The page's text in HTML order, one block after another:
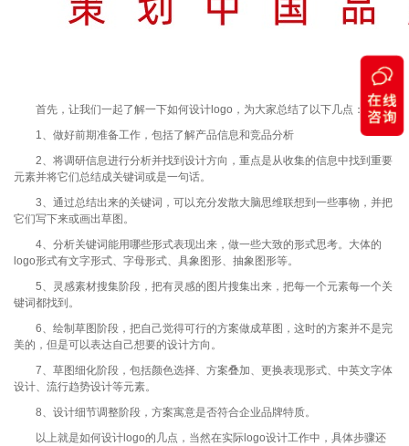
首先，让我们一起了解一下如何设计logo，为大家总结了以下几点：
1、做好前期准备工作，包括了解产品信息和竞品分析
2、将调研信息进行分析并找到设计方向，重点是从收集的信息中找到重要
元素并将它们总结成关键词或是一句话。
3、通过总结出来的关键词，可以充分发散大脑思维联想到一些事物，并把
它们写下来或画出草图。
4、分析关键词能用哪些形式表现出来，做一些大致的形式思考。大体的
logo形式有文字形式、字母形式、具象图形、抽象图形等。
5、灵感素材搜集阶段，把有灵感的图片搜集出来，把每一个元素每一个关
键词都找到。
6、绘制草图阶段，把自己觉得可行的方案做成草图，这时的方案并不是完
美的，但是可以表达自己想要的设计方向。
7、草图细化阶段，包括颜色选择、方案叠加、更换表现形式、中英文字体
设计、流行趋势设计等元素。
8、设计细节调整阶段，方案寓意是否符合企业品牌特质。
以上就是如何设计logo的几点，当然在实际logo设计工作中，具体步骤还